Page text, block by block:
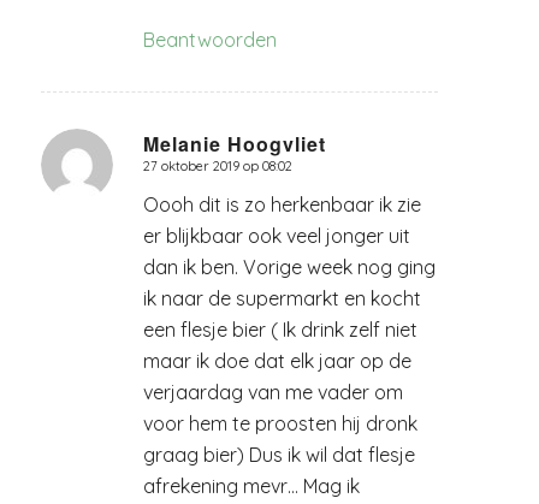
Beantwoorden
Melanie Hoogvliet
zegt:
27 oktober 2019 op 08:02
Oooh dit is zo herkenbaar ik zie
er blijkbaar ook veel jonger uit
dan ik ben. Vorige week nog ging
ik naar de supermarkt en kocht
een flesje bier ( Ik drink zelf niet
maar ik doe dat elk jaar op de
verjaardag van me vader om
voor hem te proosten hij dronk
graag bier) Dus ik wil dat flesje
afrekening mevr… Mag ik